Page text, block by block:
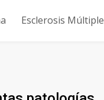
Esclerosis Múltiple